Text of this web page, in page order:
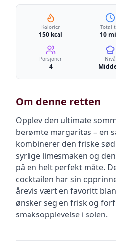
Kalorier
150 kcal
Total
10
Porsjoner
4
Nivå
Om denne retten
Opplev den ultimate
berømte margaritas – en
kombinerer den friske
syrlige limesmaken og
på en helt perfekt måte.
cocktailen har sin
årevis vært en favoritt
ønsker seg en frisk og
smaksopplevelse i solen.